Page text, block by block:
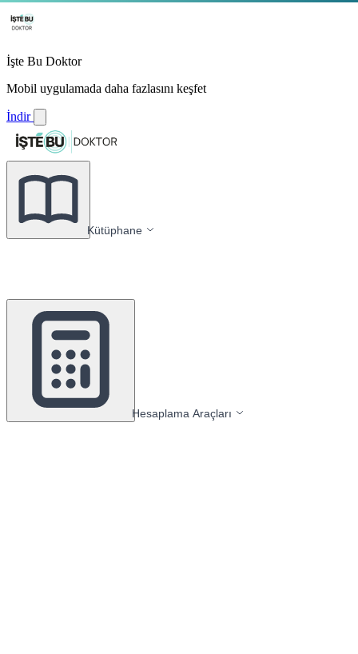
İşte Bu Doktor
Mobil uygulamada daha fazlasını keşfet
İndir
Kütüphane
Hesaplama Araçları